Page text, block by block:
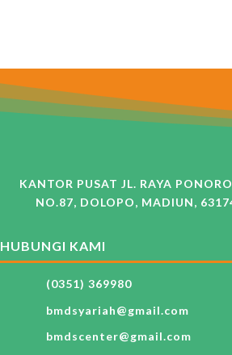
KANTOR PUSAT JL. RAYA
NO.87, DOLOPO, MADIUN,
HUBUNGI KAMI
(0351) 369980
bmdsyariah@gmail.com
bmdscenter@gmail.com